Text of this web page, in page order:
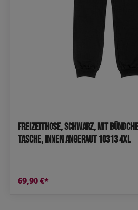
Freizeithose, Schwarz, mit
Tasche, innen angeraut 10313 4XL
69,90 €*